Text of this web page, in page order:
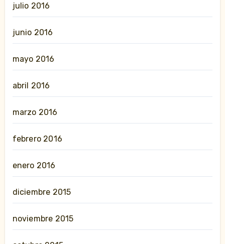
julio 2016
junio 2016
mayo 2016
abril 2016
marzo 2016
febrero 2016
enero 2016
diciembre 2015
noviembre 2015